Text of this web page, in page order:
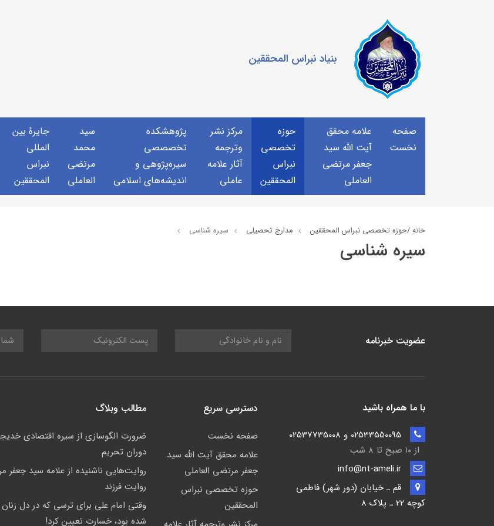
بنیاد نبراس المحققین
صفحه
نخست
علامه محقق
آیت الله سید
جعفر مرتضی
العاملی
حوزه
تخصصی
نبراس
المحققین
مركز نشر
وترجمه
آثار علامه
عاملی
پژوهشكده
تخصصصى
سیره‌پژوهی و
اندیشه‌های اسلامی
سید
محمد
مرتضی
العاملی
جايرهٔ بین
المللی
نبراس
المحققین
خانه /حوزه تخصصی نبراس المحققین مدارج تحصیلی سیره شناسی
سیره شناسی
عضویت خبرنامه
با ما همراه باشید
از ۱۰ صبح تا ۸ شب
قم ـ خيابان (دور شهر) فاطمي
كوچه 22 ـ پلاک 8
دسترسی سریع
صفحه نخست
علامه محقق آیت الله سید
جعفر مرتضی العاملی
حوزه تخصصی نبراس
المحققین
مطالب وبلاگ
ضرورت الگوسازی از سیره اقتصادی
دوران تحریم
روایت‌هایی ناشنیده از علامه سید جعفر
روایت فرزند
وقتی امام علی برای ترسی که در دل زنان
شده بود، خسارت تعیین کرد!